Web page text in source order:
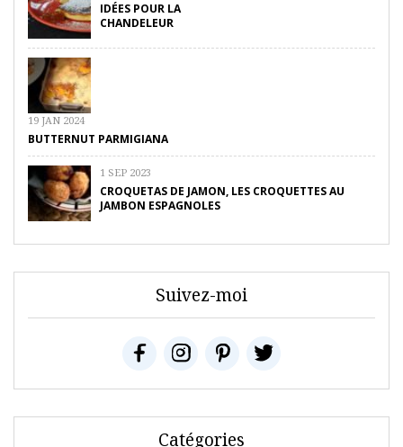
IDÉES POUR LA
CHANDELEUR
19 JAN 2024
BUTTERNUT PARMIGIANA
1 SEP 2023
CROQUETAS DE JAMON, LES CROQUETTES AU
JAMBON ESPAGNOLES
Suivez-moi
Catégories